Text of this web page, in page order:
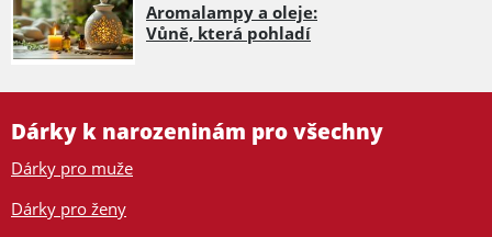
Aromalampy a oleje:
Vůně, která pohladí
Dárky k narozeninám pro všechny
Dárky pro muže
Dárky pro ženy